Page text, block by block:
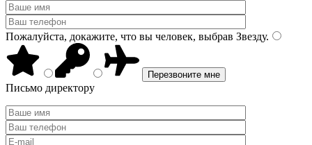
Пожалуйста, докажите, что вы человек, выбрав Звезду.
Письмо директору